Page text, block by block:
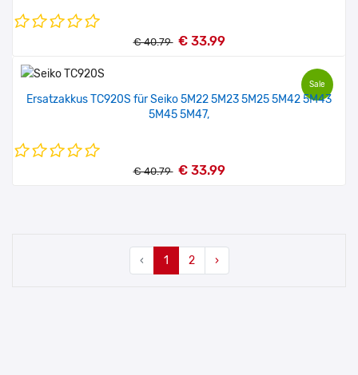
€ 40.79 € 33.99
Sale
Ersatzakkus TC920S für Seiko 5M22 5M23 5M25 5M42 5M43
5M45 5M47,
€ 40.79 € 33.99
‹ 1 2 ›